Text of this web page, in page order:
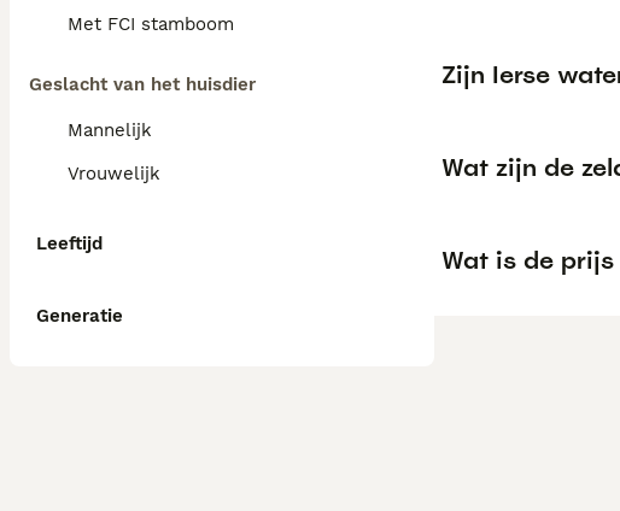
Met FCI stamboom
Geslacht van het huisdier
Mannelijk
Vrouwelijk
Leeftijd
Generatie
Zijn Ierse
Wat zijn de
Wat is de prijs